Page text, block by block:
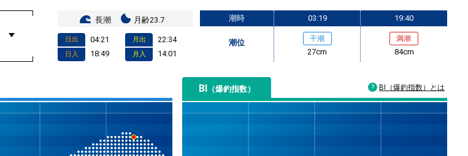
長潮 月齢23.7
日出 04:21
日入 18:49
月出 22:34
月入 14:01
潮時
潮位
03:19
干潮
27cm
19:40
満潮
84cm
BI （爆釣指数） BI（爆釣指数）とは